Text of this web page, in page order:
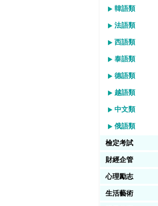
韓語類
法語類
西語類
泰語類
德語類
越語類
中文類
俄語類
檢定考試
財經企管
心理勵志
生活藝術